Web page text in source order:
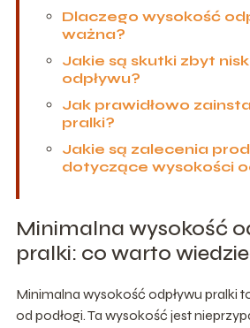
Dlaczego wysokość
ważna?
Jakie są skutki zbyt
odpływu?
Jak prawidłowo
pralki?
Jakie są zalecenia
dotyczące wysokości
Minimalna wysokość
pralki: co warto
Minimalna wysokość odpływu pralki
od podłogi. Ta wysokość jest